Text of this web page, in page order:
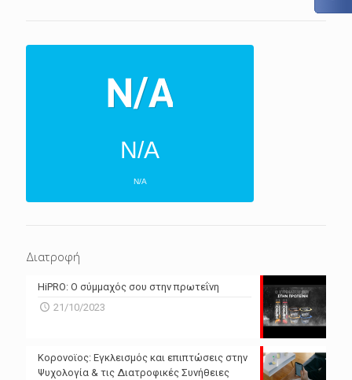
N/A
N/A
N/A
Powered by Forecast.io
Διατροφή
HiPRO: Ο σύμμαχός σου στην πρωτεΐνη
21/10/2023
Κορονοϊος: Εγκλεισμός και επιπτώσεις στην
Ψυχολογία & τις Διατροφικές Συνήθειες